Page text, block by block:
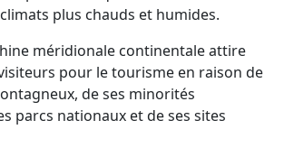
plus chauds et humides.
méridionale continentale attire
pour le tourisme en raison de
de ses minorités
parcs nationaux et de ses sites